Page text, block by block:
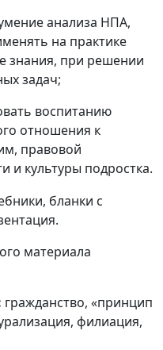
анализа НПА,
на практике
знания, при решении
задач;
воспитанию
отношения к
правовой
и культуры подростка.
бланки с
материала
гражданство, «принцип
филиация,